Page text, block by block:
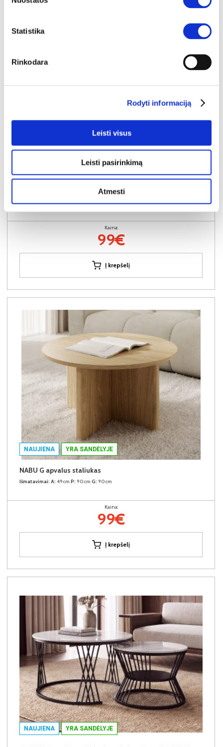
Statistika
Rinkodara
Rodyti informaciją
Leisti visus
Leisti pasirinkimą
Atmesti
Išmatavimai:A:49cmP:80cmG:80cm
Kaina:
99€
Į krepšelį
NAUJIENA YRA SANDĖLYJE
NABU G apvalus staliukas
Išmatavimai: A: 49cm P: 90cm G: 90cm
Kaina:
99€
Į krepšelį
NAUJIENA YRA SANDĖLYJE